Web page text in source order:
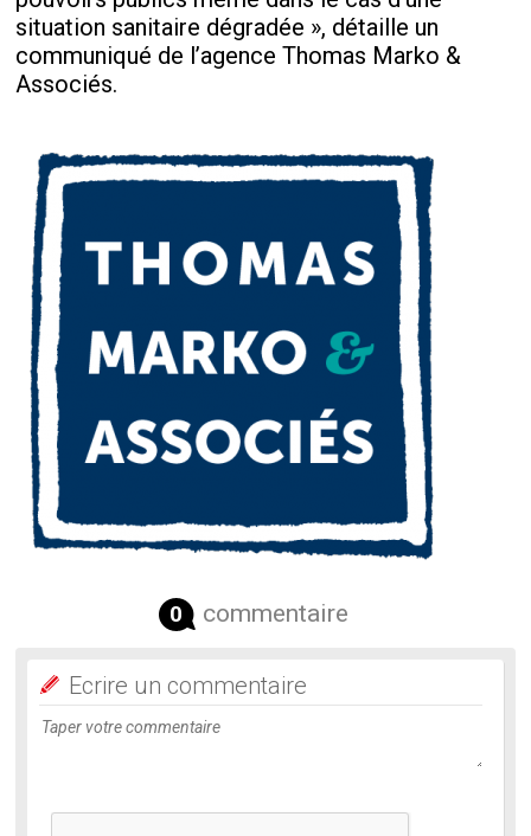
situation sanitaire dégradée », détaille un
communiqué de l’agence Thomas Marko &
Associés.
0 commentaire
Ecrire un commentaire